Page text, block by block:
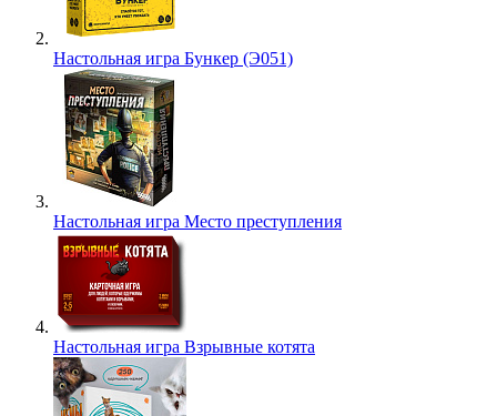
Настольная игра Бункер (Э051)
Настольная игра Место преступления
Настольная игра Взрывные котята